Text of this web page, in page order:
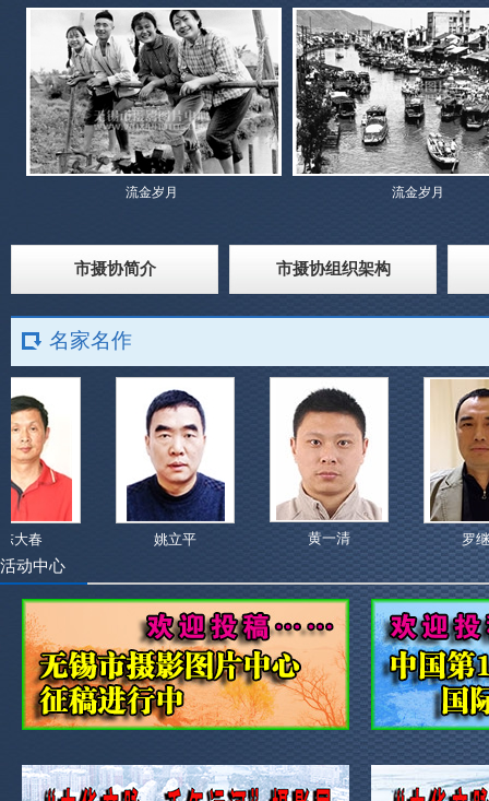
流金岁月 流金岁月
市摄协简介 市摄协组织架构
名家名作
春 姚立平 黄一清 罗继锋
活动中心